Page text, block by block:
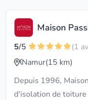
Maison
5/5
(1
Namur(15 km)
Depuis 1996,
d'isolation de toiture